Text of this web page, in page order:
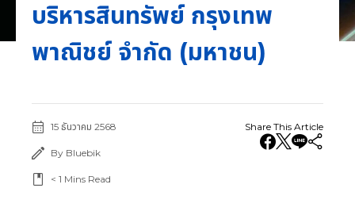
บริหารสินทรัพย์ กรุงเทพ
พาณิชย์ จำกัด (มหาชน)
15 ธันวาคม 2568
By Bluebik
< 1 Mins Read
Share This Article